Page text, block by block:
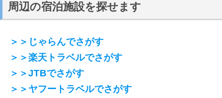
周辺の宿泊施設を探せます
＞＞じゃらんでさがす
＞＞楽天トラベルでさがす
＞＞JTBでさがす
＞＞ヤフートラベルでさがす